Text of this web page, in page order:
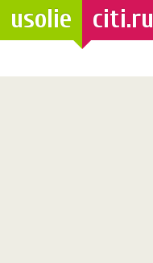
usolie citi.ru